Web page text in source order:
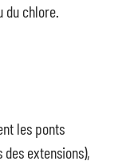
chlore.
les ponts
extensions),